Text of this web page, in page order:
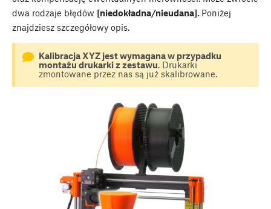
dwa rodzaje błędów [niedokładna/nieudana]. Poniżej
znajdziesz szczegółowy opis.
Kalibracja XYZ jest wymagana w przypadku
montażu drukarki z zestawu. Drukarki
zmontowane przez nas są już skalibrowane.